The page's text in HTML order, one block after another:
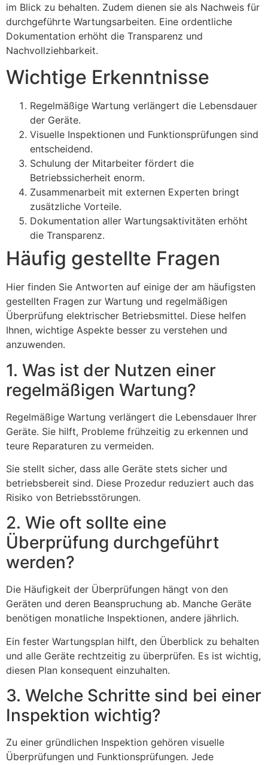
im Blick zu behalten. Zudem dienen sie als Nachweis für
durchgeführte Wartungsarbeiten. Eine ordentliche
Dokumentation erhöht die Transparenz und
Nachvollziehbarkeit.
Wichtige Erkenntnisse
Regelmäßige Wartung verlängert die Lebensdauer
der Geräte.
Visuelle Inspektionen und Funktionsprüfungen sind
entscheidend.
Schulung der Mitarbeiter fördert die
Betriebssicherheit enorm.
Zusammenarbeit mit externen Experten bringt
zusätzliche Vorteile.
Dokumentation aller Wartungsaktivitäten erhöht
die Transparenz.
Häufig gestellte Fragen
Hier finden Sie Antworten auf einige der am häufigsten
gestellten Fragen zur Wartung und regelmäßigen
Überprüfung elektrischer Betriebsmittel. Diese helfen
Ihnen, wichtige Aspekte besser zu verstehen und
anzuwenden.
1. Was ist der Nutzen einer
regelmäßigen Wartung?
Regelmäßige Wartung verlängert die Lebensdauer Ihrer
Geräte. Sie hilft, Probleme frühzeitig zu erkennen und
teure Reparaturen zu vermeiden.
Sie stellt sicher, dass alle Geräte stets sicher und
betriebsbereit sind. Diese Prozedur reduziert auch das
Risiko von Betriebsstörungen.
2. Wie oft sollte eine
Überprüfung durchgeführt
werden?
Die Häufigkeit der Überprüfungen hängt von den
Geräten und deren Beanspruchung ab. Manche Geräte
benötigen monatliche Inspektionen, andere jährlich.
Ein fester Wartungsplan hilft, den Überblick zu behalten
und alle Geräte rechtzeitig zu überprüfen. Es ist wichtig,
diesen Plan konsequent einzuhalten.
3. Welche Schritte sind bei einer
Inspektion wichtig?
Zu einer gründlichen Inspektion gehören visuelle
Überprüfungen und Funktionsprüfungen. Jede